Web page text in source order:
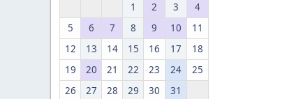
1 2 3
4
5
6 7 8 9 10
11
12
13 14 15 16 17
18
19
20 21 22 23 24
25
26
27 28 29 30 31